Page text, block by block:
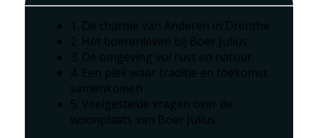
1. De charme van Anderen in Drenthe
2. Het boerenleven bij Boer Julius
3. De omgeving vol rust en natuur
4. Een plek waar traditie en toekomst
samenkomen
5. Veelgestelde vragen over de
woonplaats van Boer Julius